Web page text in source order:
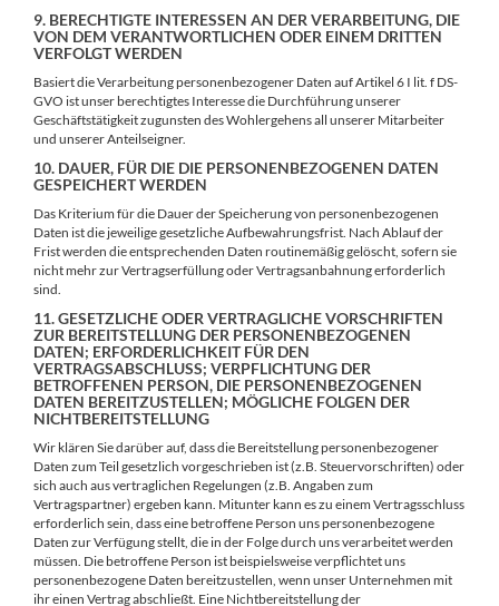
9. BERECHTIGTE INTERESSEN AN DER VERARBEITUNG, DIE
VON DEM VERANTWORTLICHEN ODER EINEM DRITTEN
VERFOLGT WERDEN
Basiert die Verarbeitung personenbezogener Daten auf Artikel 6 I lit. f DS-
GVO ist unser berechtigtes Interesse die Durchführung unserer
Geschäftstätigkeit zugunsten des Wohlergehens all unserer Mitarbeiter
und unserer Anteilseigner.
10. DAUER, FÜR DIE DIE PERSONENBEZOGENEN DATEN
GESPEICHERT WERDEN
Das Kriterium für die Dauer der Speicherung von personenbezogenen
Daten ist die jeweilige gesetzliche Aufbewahrungsfrist. Nach Ablauf der
Frist werden die entsprechenden Daten routinemäßig gelöscht, sofern sie
nicht mehr zur Vertragserfüllung oder Vertragsanbahnung erforderlich
sind.
11. GESETZLICHE ODER VERTRAGLICHE VORSCHRIFTEN
ZUR BEREITSTELLUNG DER PERSONENBEZOGENEN
DATEN; ERFORDERLICHKEIT FÜR DEN
VERTRAGSABSCHLUSS; VERPFLICHTUNG DER
BETROFFENEN PERSON, DIE PERSONENBEZOGENEN
DATEN BEREITZUSTELLEN; MÖGLICHE FOLGEN DER
NICHTBEREITSTELLUNG
Wir klären Sie darüber auf, dass die Bereitstellung personenbezogener
Daten zum Teil gesetzlich vorgeschrieben ist (z.B. Steuervorschriften) oder
sich auch aus vertraglichen Regelungen (z.B. Angaben zum
Vertragspartner) ergeben kann. Mitunter kann es zu einem Vertragsschluss
erforderlich sein, dass eine betroffene Person uns personenbezogene
Daten zur Verfügung stellt, die in der Folge durch uns verarbeitet werden
müssen. Die betroffene Person ist beispielsweise verpflichtet uns
personenbezogene Daten bereitzustellen, wenn unser Unternehmen mit
ihr einen Vertrag abschließt. Eine Nichtbereitstellung der